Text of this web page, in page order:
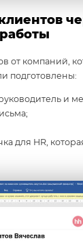
от компаний,
подготовлены:
и
для HR,